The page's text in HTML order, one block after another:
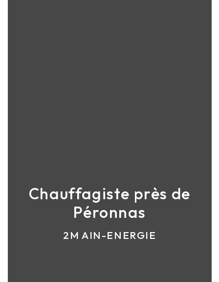
Chauffagiste près de
Péronnas
2M AIN-ENERGIE